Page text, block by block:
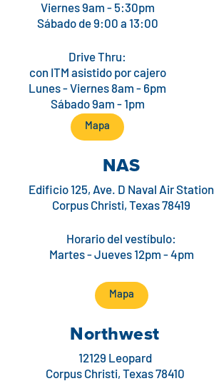
Viernes 9am - 5:30pm
Sábado de 9:00 a 13:00
Drive Thru:
con ITM asistido por cajero
Lunes - Viernes 8am - 6pm
Sábado 9am - 1pm
Mapa
NAS
Edificio 125, Ave. D Naval Air Station
Corpus Christi, Texas 78419
Horario del vestíbulo:
Martes - Jueves 12pm - 4pm
Mapa
Northwest
12129 Leopard
Corpus Christi, Texas 78410